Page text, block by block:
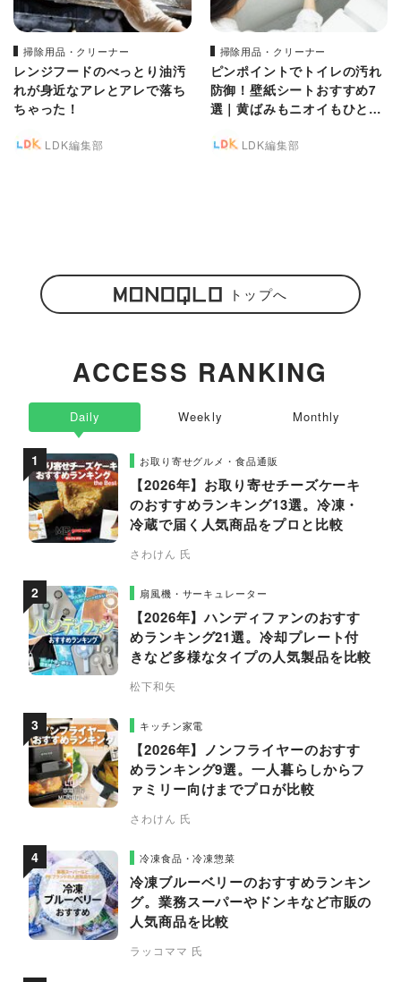
掃除用品・クリーナー
レンジフードのべっとり油汚
れが身近なアレとアレで落ち
ちゃった！
LDK編集部
掃除用品・クリーナー
ピンポイントでトイレの汚れ
防御！壁紙シートおすすめ7
選｜黄ばみもニオイもひと拭
LDK編集部
トップへ
ACCESS RANKING
Daily
お取り寄せグルメ・食品通販
【2026年】お取り寄せチーズケーキ
のおすすめランキング13選。冷凍・
冷蔵で届く人気商品をプロと比較
さわけん 氏
扇風機・サーキュレーター
【2026年】ハンディファンのおすす
めランキング21選。冷却プレート付
きなど多様なタイプの人気製品を比較
松下和矢
キッチン家電
【2026年】ノンフライヤーのおすす
めランキング9選。一人暮らしからフ
ァミリー向けまでプロが比較
さわけん 氏
冷凍食品・冷凍惣菜
冷凍ブルーベリーのおすすめランキン
グ。業務スーパーやドンキなど市販の
人気商品を比較
ラッコママ 氏
Weekly Monthly